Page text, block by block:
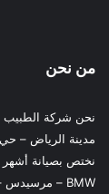
من نحن
نحن شركة الطبيب
مدينة الرياض – حي الوادي،
نختص بصيانة أشهر
BMW – مرسيدس – رنج روفر – بورشه – أودي